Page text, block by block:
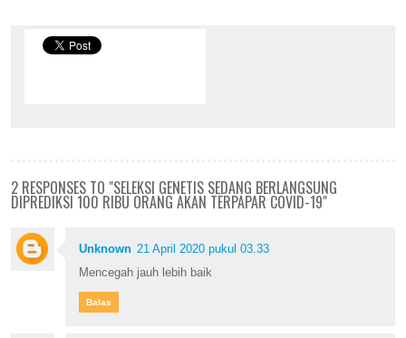
2 RESPONSES TO "SELEKSI GENETIS SEDANG BERLANGSUNG
DIPREDIKSI 100 RIBU ORANG AKAN TERPAPAR COVID-19"
Unknown 21 April 2020 pukul 03.33
Mencegah jauh lebih baik
Balas